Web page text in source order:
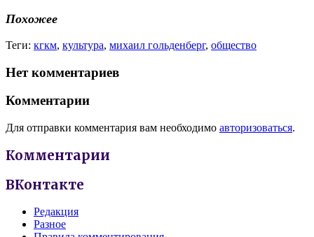
Похожее
Теги: кгкм, культура, михаил гольденберг, общество
Нет комментариев
Комментарии
Для отправки комментария вам необходимо авторизоваться.
Комментарии
ВКонтакте
Редакция
Разное